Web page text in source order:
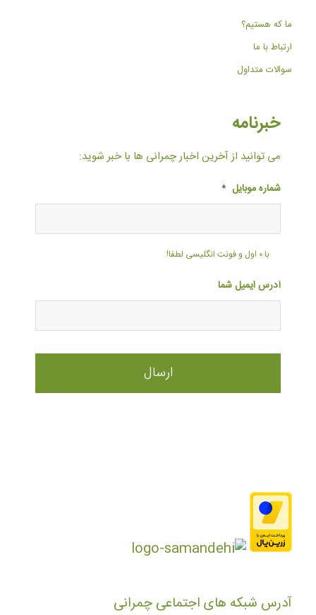
ما که هستیم؟
ارتباط با ما
سوالات متداول
خبرنامه
می توانید از آخرین اخبار چمرانی ها با خبر شوید:
شماره موبایل *
با ۰ اول و فونت انگلیسی لطفا!
آدرس ایمیل شما
آدرس شبکه های اجتماعی چمرانی